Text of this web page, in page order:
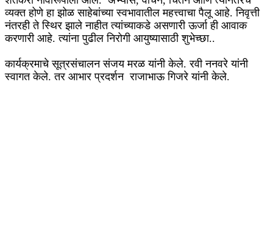
व्यक्त होणे हा झोळ साहेबांच्या स्वभावातील महत्त्वाचा पैलू आहे. निवृत्ती
नंतरही ते स्थिर झाले नाहीत त्यांच्याकडे असणारी ऊर्जा ही आवाक
करणारी आहे. त्यांना पुढील निरोगी आयुष्यासाठी शुभेच्छा..
कार्यक्रमाचे सूत्रसंचालन संजय मरळ यांनी केले. रवी ननवरे यांनी
स्वागत केले. तर आभार प्रदर्शन राजाभाऊ गिजरे यांनी केले.